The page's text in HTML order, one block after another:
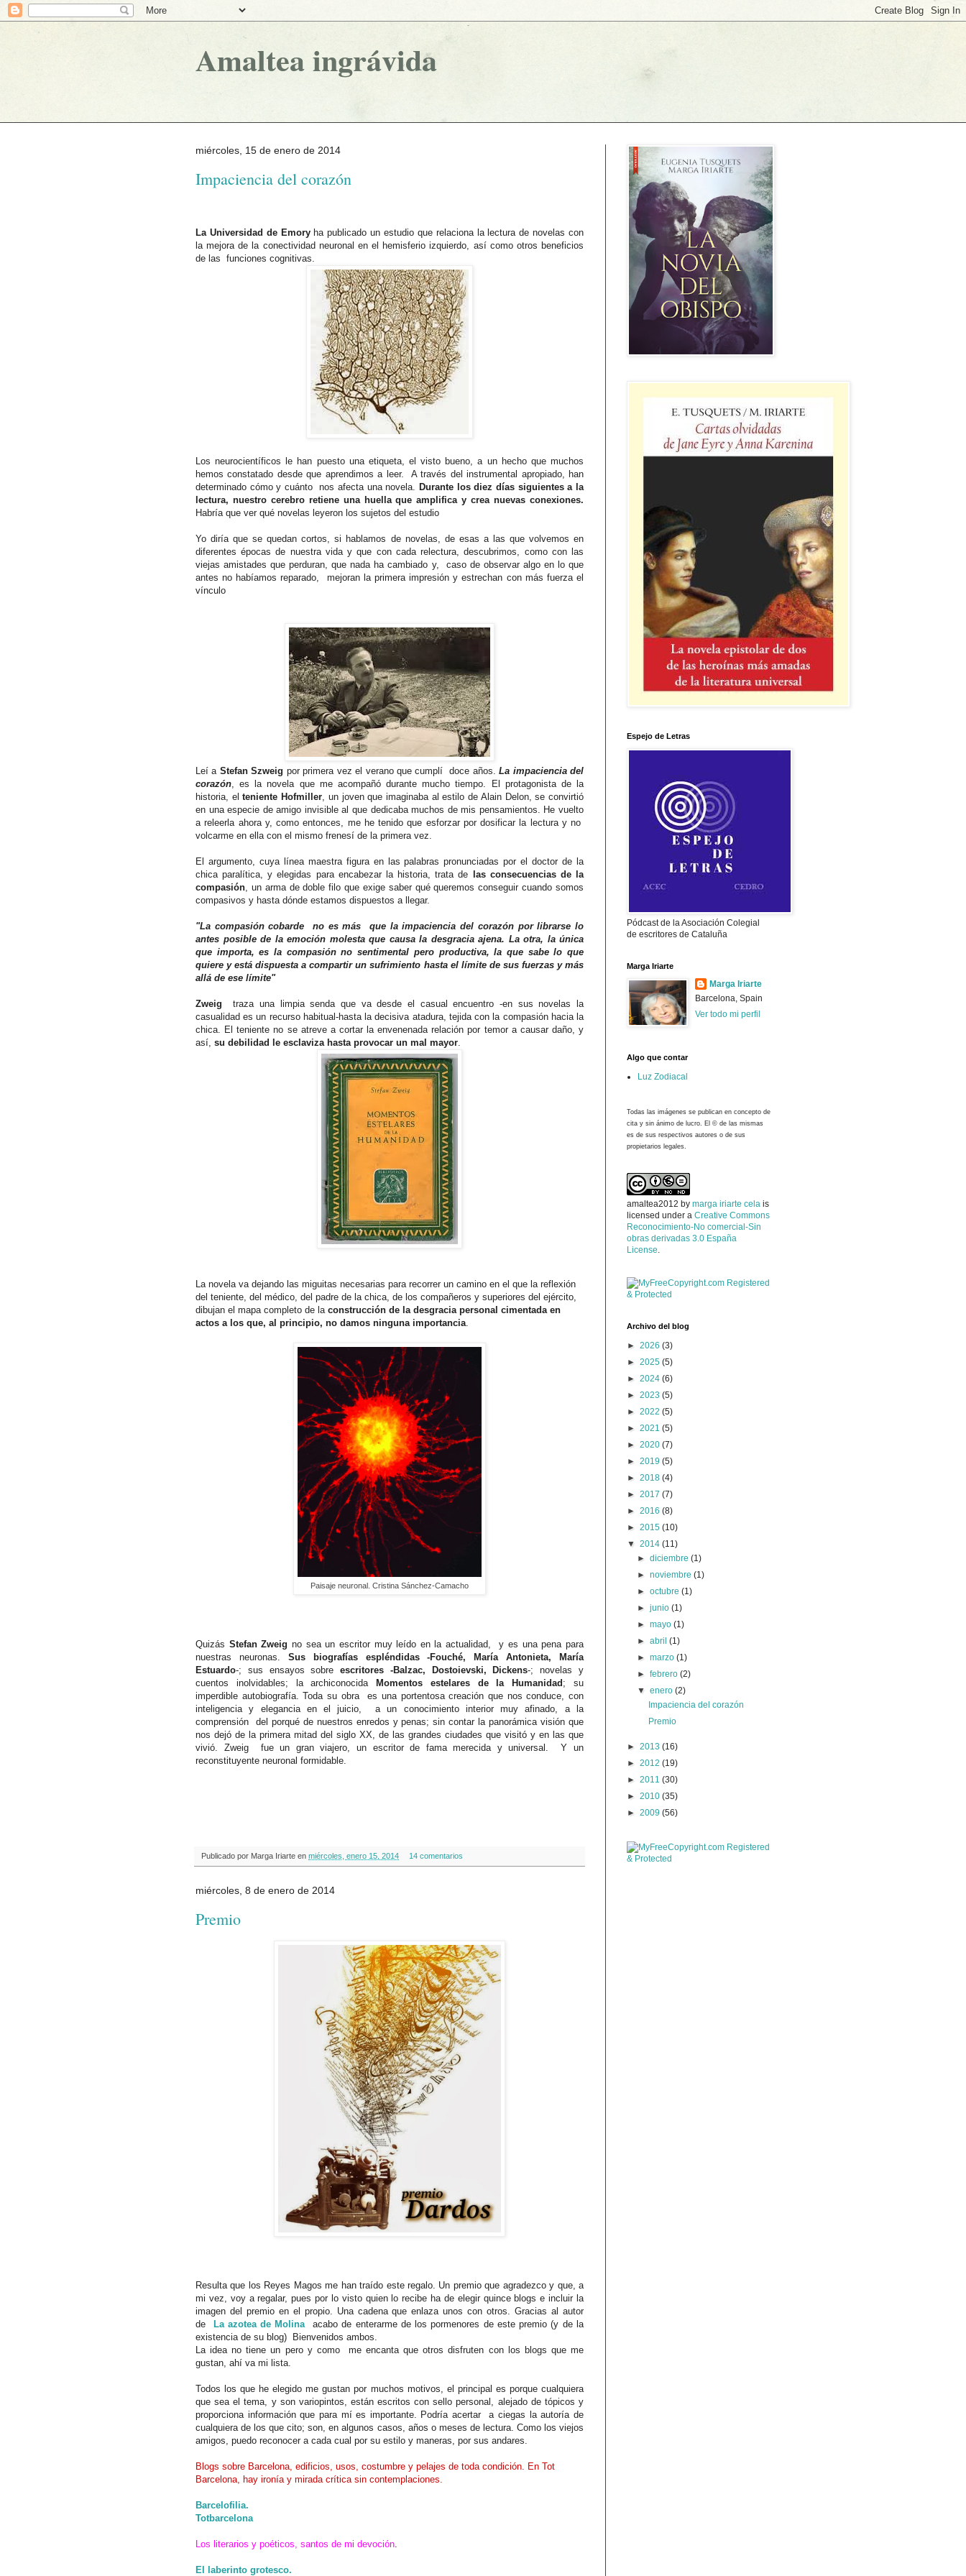
Amaltea ingrávida
miércoles, 15 de enero de 2014
Impaciencia del corazón
La Universidad de Emoryha publicado un estudio que relaciona la lectura de novelas con
la mejora de la conectividad neuronal en el hemisferio izquierdo, así como otros beneficios
de las funciones cognitivas.
Los neurocientíficos le han puesto una etiqueta, el visto bueno, a un hecho que muchos
hemos constatado desde que aprendimos a leer. A través del instrumental apropiado, han
determinado cómo y cuánto nos afecta una novela. Durante los diez días siguientes a la
lectura, nuestro cerebro retiene una huella que amplifica y crea nuevas conexiones.
Habría que ver qué novelas leyeron los sujetos del estudio
Yo diría que se quedan cortos, si hablamos de novelas, de esas a las que volvemos en
diferentes épocas de nuestra vida y que con cada relectura, descubrimos, como con las
viejas amistades que perduran, que nada ha cambiado y, caso de observar algo en lo que
antes no habíamos reparado, mejoran la primera impresión y estrechan con más fuerza el
vínculo
Leí a Stefan Szweig por primera vez el verano que cumplí doce años.La impaciencia del
corazón , es la novela que me acompañó durante mucho tiempo. El protagonista de la
historia, elteniente Hofmiller , un joven que imaginaba al estilo de Alain Delon, se convirtió
en una especie de amigo invisible al que dedicaba muchos de mis pensamientos. He vuelto
a releerla ahora y, como entonces, me he tenido que esforzar por dosificar la lectura y no
volcarme en ella con el mismo frenesí de la primera vez.
El argumento, cuya línea maestra figura en las palabras pronunciadas por el doctor de la
chica paralítica, y elegidas para encabezar la historia, trata de las consecuencias de la
compasión , un arma de doble filo que exige saber qué queremos conseguir cuando somos
compasivos y hasta dónde estamos dispuestos a llegar.
"La compasión cobarde no es más que la impaciencia del corazón por librarse lo
antes posible de la emoción molesta que causa la desgracia ajena. La otra, la única
que importa, es la compasión no sentimental pero productiva, la que sabe lo que
quiere y está dispuesta a compartir un sufrimiento hasta el límite de sus fuerzas y más
allá de ese límite"
Zweig traza una limpia senda que va desde el casual encuentro -en sus novelas la
casualidad es un recurso habitual-hasta la decisiva atadura, tejida con la compasión hacia la
chica. El teniente no se atreve a cortar la envenenada relación por temor a causar daño, y
así, su debilidad le esclaviza hasta provocar un mal mayor
La novela va dejando las miguitas necesarias para recorrer un camino en el que la reflexión
del teniente, del médico, del padre de la chica, de los compañeros y superiores del ejército,
dibujan el mapa completo de la construcción de la desgracia personal cimentada en
actos a los que, al principio, no damos ninguna importancia
Paisaje neuronal. Cristina Sánchez-Camacho
Quizás Stefan Zweig no sea un escritor muy leído en la actualidad, y es una pena para
nuestras neuronas. Sus biografías espléndidas -Fouché, María Antonieta, María
Estuardo-; sus ensayos sobreescritores -Balzac, Dostoievski, Dickens-; novelas y
cuentos inolvidables; la archiconocida
Momentos estelares de la Humanidad ; su
imperdible autobiografía. Toda su obra es una portentosa creación que nos conduce, con
inteligencia y elegancia en el juicio, a un conocimiento interior muy afinado, a la
comprensión del porqué de nuestros enredos y penas; sin contar la panorámica visión que
nos dejó de la primera mitad del siglo XX, de las grandes ciudades que visitó y en las que
vivió. Zweig fue un gran viajero, un escritor de fama merecida y universal. Y un
reconstituyente neuronal formidable.
Publicado por Marga Iriarte en miércoles, enero 15, 2014 14 comentarios
miércoles, 8 de enero de 2014
Premio
Resulta que los Reyes Magos me han traído este regalo. Un premio que agradezco y que, a
mi vez, voy a regalar, pues por lo visto quien lo recibe ha de elegir quince blogs e incluir la
imagen del premio en el propio. Una cadena que enlaza unos con otros. Gracias al autor
de
La azotea de Molina
acabo de enterarme de los pormenores de este premio (y de la
existencia de su blog) Bienvenidos ambos.
La idea no tiene un pero y como me encanta que otros disfruten con los blogs que me
gustan, ahí va mi lista.
Todos los que he elegido me gustan por muchos motivos, el principal es porque cualquiera
que sea el tema, y son variopintos, están escritos con sello personal, alejado de tópicos y
proporciona información que para mí es importante. Podría acertar a ciegas la autoría de
cualquiera de los que cito; son, en algunos casos, años o meses de lectura. Como los viejos
amigos, puedo reconocer a cada cual por su estilo y maneras, por sus andares.
Blogs sobre Barcelona, edificios, usos, costumbre y pelajes de toda condición. En Tot
Barcelona, hay ironía y mirada crítica sin contemplaciones.
Barcelofilia.
Totbarcelona
Los literarios y poéticos, santos de mi devoción
El laberinto grotesco.
Espejo de Letras
Pódcast de la Asociación Colegial
de escritores de Cataluña
Marga Iriarte
Marga Iriarte
Barcelona, Spain
Ver todo mi perfil
Algo que contar
Luz Zodiacal
Todas las imágenes se publican en concepto de
cita y sin ánimo de lucro. El © de las mismas
es de sus respectivos autores o de sus
propietarios legales.
amaltea2012 by marga iriarte cela is
licensed under a Creative Commons
Reconocimiento-No comercial-Sin
obras derivadas 3.0 España
License.
Archivo del blog
► 2026 (3)
► 2025 (5)
► 2024 (6)
► 2023 (5)
► 2022 (5)
► 2021 (5)
► 2020 (7)
► 2019 (5)
► 2018 (4)
► 2017 (7)
► 2016 (8)
► 2015 (10)
▼ 2014 (11)
►diciembre(1)
►noviembre(1)
►octubre(1)
►junio(1)
►mayo(1)
►abril(1)
►marzo(1)
►febrero(2)
▼enero(2)
Impaciencia del corazón
Premio
► 2013 (16)
► 2012 (19)
► 2011 (30)
► 2010 (35)
► 2009 (56)